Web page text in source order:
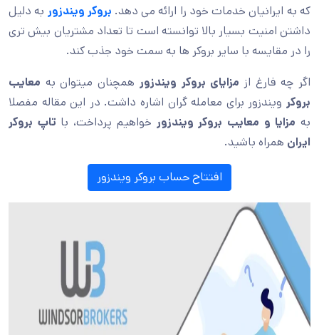
که به ایرانیان خدمات خود را ارائه می دهد. بروکر ویندزور به دلیل
داشتن امنیت بسیار بالا توانسته است تا تعداد مشتریان بیش تری
را در مقایسه با سایر بروکر ها به سمت خود جذب کند.
اگر چه فارغ از مزایای بروکر ویندزور همچنان میتوان به معایب
بروکرویندزور برای معامله گران اشاره داشت. در این مقاله مفصلا
به مزایا و معایب بروکر ویندزور خواهیم پرداخت، با تاپ بروکر
ایران همراه باشید.
افتتاح حساب بروکر ویندزور